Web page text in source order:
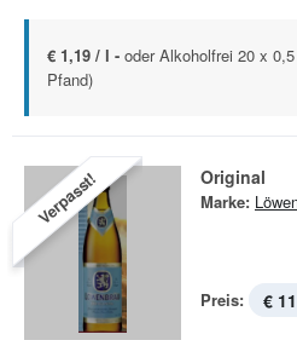
€ 1,19 / l - oder Alkoholfrei 20 x
Pfand)
Verpasst! Original
Marke:
Preis: €